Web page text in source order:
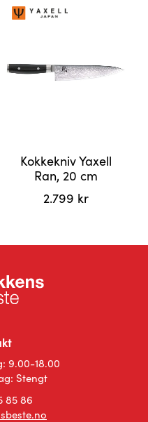
Kokkekniv Yaxell
Ran, 20 cm
2.799 kr
9.00-18.00
Stengt
85 86